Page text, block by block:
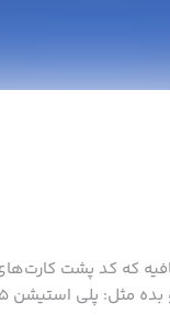
که کد پشت کارت‌های